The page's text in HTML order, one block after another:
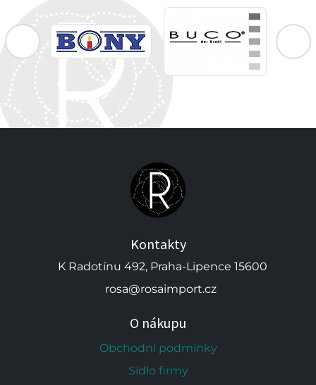
Kontakty
K Radotínu 492, Praha-Lipence 15600
rosa@rosaimport.cz
O nákupu
Obchodní podmínky
Sídlo firmy